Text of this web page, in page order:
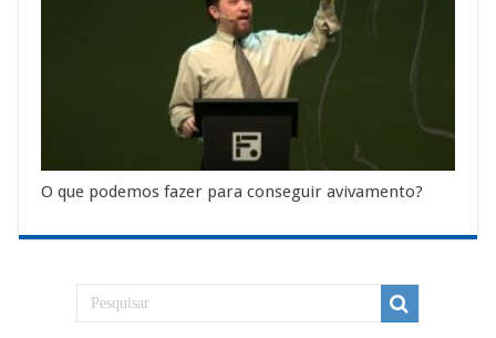
O que podemos fazer para conseguir avivamento?